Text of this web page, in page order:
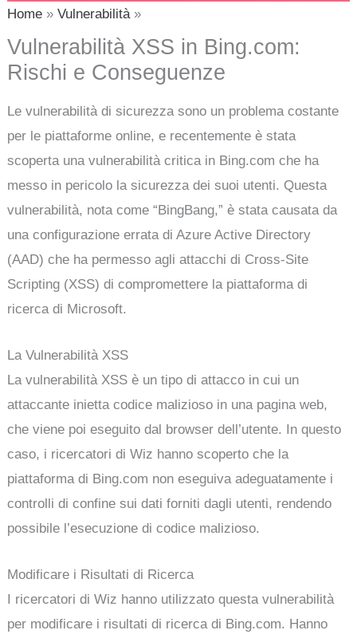
Home Vulnerabilità
Vulnerabilità XSS in Bing.com:
Rischi e Conseguenze
Le vulnerabilità di sicurezza sono un problema costante
per le piattaforme online, e recentemente è stata
scoperta una vulnerabilità critica in Bing.com che ha
messo in pericolo la sicurezza dei suoi utenti. Questa
vulnerabilità, nota come “BingBang,” è stata causata da
una configurazione errata di Azure Active Directory
(AAD) che ha permesso agli attacchi di Cross-Site
Scripting (XSS) di compromettere la piattaforma di
ricerca di Microsoft.
La Vulnerabilità XSS
La vulnerabilità XSS è un tipo di attacco in cui un
attaccante inietta codice malizioso in una pagina web,
che viene poi eseguito dal browser dell’utente. In questo
caso, i ricercatori di Wiz hanno scoperto che la
piattaforma di Bing.com non eseguiva adeguatamente i
controlli di confine sui dati forniti dagli utenti, rendendo
possibile l’esecuzione di codice malizioso.
Modificare i Risultati di Ricerca
I ricercatori di Wiz hanno utilizzato questa vulnerabilità
per modificare i risultati di ricerca di Bing.com. Hanno